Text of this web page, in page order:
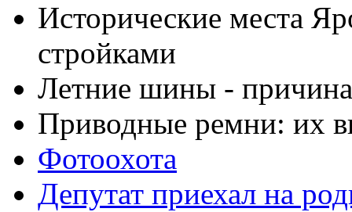
Исторические места
стройками
Летние шины -
Приводные ремни: их
Фотоохота
Депутат приехал на